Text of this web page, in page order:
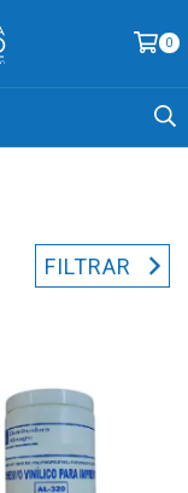
0
FILTRAR